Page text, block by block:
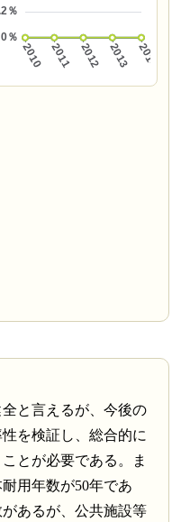
と言えるが、今後の
を検証し、総合的に
とが必要である。ま
用年数が50年であ
あるが、公共施設等